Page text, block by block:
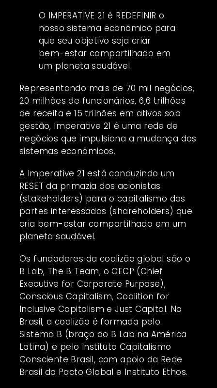
O IMPERATIVE 21 é REDEFINIR o
nosso sistema econômico para
que seu objetivo seja criar
bem-estar compartilhado em
um planeta saudável.
Representando mais de 70 mil negócios,
20 milhões de funcionários, 6,6 trilhões
de receita e 15 trilhões em ativos sob
gestão, Imperative 21 é uma rede de
negócios que impulsiona a mudança dos
sistemas econômicos.
A Imperative 21 está conduzindo um
RESET da primazia dos acionistas
(stakeholders) para o capitalismo das
partes interessadas (shareholders) que
cria bem-estar compartilhado em um
planeta saudável.
Os fundadores da coalizão global são o
B Lab, The B Team, o CECP (Chief
Executive for Corporate Purpose),
Conscious Capitalism, Coalition for
Inclusive Capitalism e Just Capital. No
Brasil, a coalizão é formada pelo
Sistema B (braço do B Lab na América
Latina) e pelo Instituto Capitalismo
Consciente Brasil, com apoio da Rede
Brasil do Pacto Global e Instituto Ethos.